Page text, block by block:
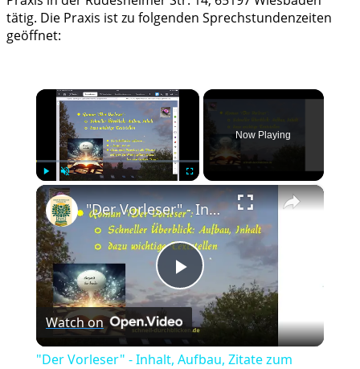
tätig. Die Praxis ist zu folgenden Sprechstundenzeiten
geöffnet:
×
Play Unmute
Now Playing
×
Play
Video
"Der Vorleser" - Inhalt, Aufbau, Zitate zum Roman; Interpretation wichtiger Stellen, z.B. "Liebe"
Watch on
"Der Vorleser" - Inhalt, Aufbau, Zitate zum